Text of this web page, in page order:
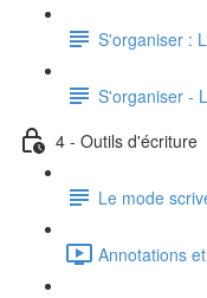
S'organiser :
S'organiser -
4 - Outils d'écriture
Le mode
Annotations